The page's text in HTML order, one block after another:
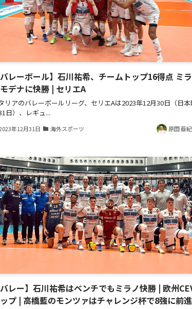
バレーボール】石川祐希、チームトップ16得点 ミ
デナに快勝 | セリエA
リアのバレーボールリーグ、セリエAは2023年12月30日（日
日）、レギュ...
年12月31日 海外スポーツ 原田 亜
バレー】石川祐希はベンチでもミラノ快勝 | 欧州
プ | 高橋藍のモンツァはチャレンジ杯で8強に前進